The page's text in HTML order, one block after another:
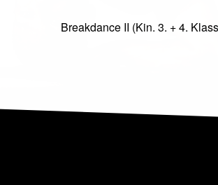
Breakdance II (Kin. 3. + 4.